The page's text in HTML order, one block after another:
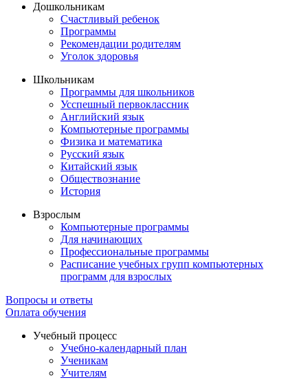
Дошкольникам
Счастливый ребенок
Программы
Рекомендации родителям
Уголок здоровья
Школьникам
Программы для школьников
Усспешный первоклассник
Английский язык
Компьютерные программы
Физика и математика
Русский язык
Китайский язык
Обществознание
История
Взрослым
Компьютерные программы
Для начинающих
Профессиональные программы
Расписание учебных групп компьютерных
программ для взрослых
Вопросы и ответы
Оплата обучения
Учебный процесс
Учебно-календарный план
Ученикам
Учителям